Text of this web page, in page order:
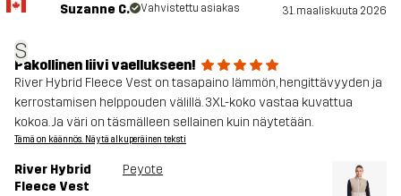
S
Suzanne C. Vahvistettu asiakas 31. maaliskuuta 2026
Pakollinen liivi vaellukseen!
River Hybrid Fleece Vest on tasapaino lämmön, hengittävyyden ja
kerrostamisen helppouden välillä. 3XL-koko vastaa kuvattua
kokoa. Ja väri on täsmälleen sellainen kuin näytetään.
Tämä on käännös. Näytä alkuperäinen teksti
River Hybrid
Fleece Vest
Peyote